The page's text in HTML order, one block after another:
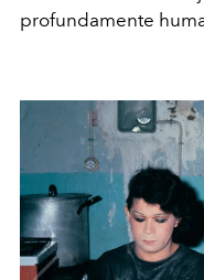
profundamente